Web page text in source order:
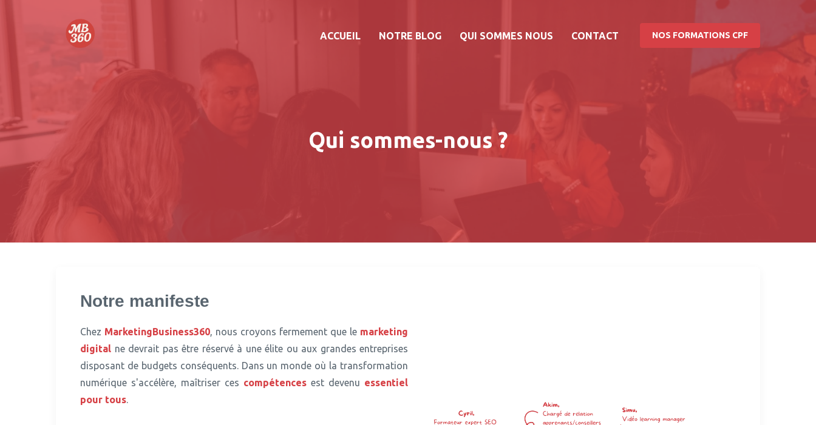
ACCUEIL NOTRE BLOG QUI SOMMES NOUS CONTACT NOS FORMATIONS CPF
Qui sommes-nous ?
Notre manifeste
Chez MarketingBusiness360, nous croyons fermement que le marketing
digital ne devrait pas être réservé à une élite ou aux grandes entreprises
disposant de budgets conséquents. Dans un monde où la transformation
numérique s'accélère, maîtriser ces compétences est devenu essentiel
pour tous.